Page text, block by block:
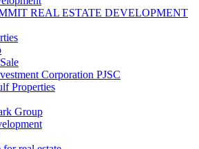
REAL ESTATE DEVELOPMENT
Corporation PJSC
Properties
Group